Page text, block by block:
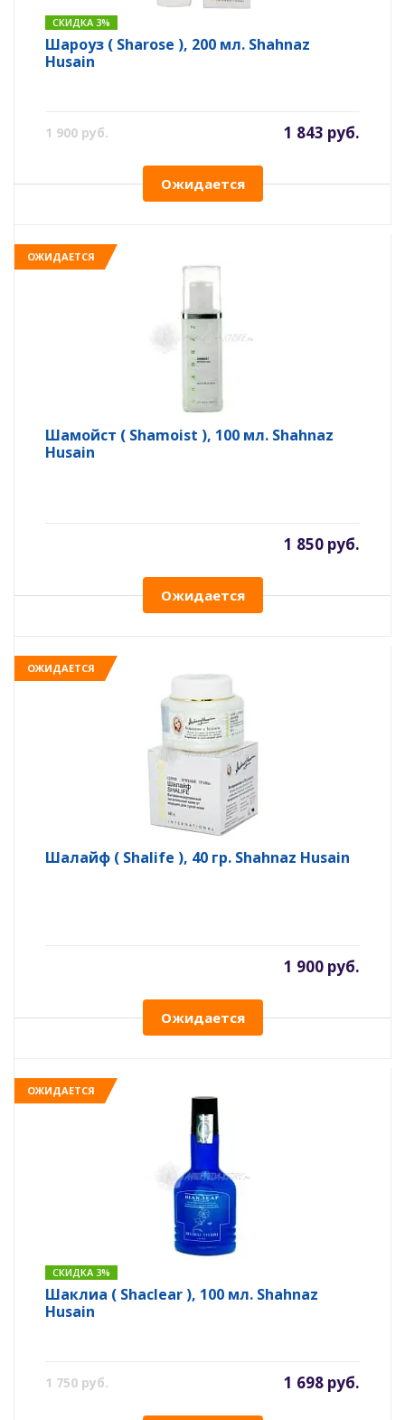
СКИДКА 3%
Шароуз ( Sharose ), 200 мл. Shahnaz
Husain
1 900 руб. 1 843 руб.
Ожидается
ОЖИДАЕТСЯ
Шамойст ( Shamoist ), 100 мл. Shahnaz
Husain
1 850 руб.
Ожидается
ОЖИДАЕТСЯ
Шалайф ( Shalife ), 40 гр. Shahnaz Husain
1 900 руб.
Ожидается
ОЖИДАЕТСЯ
СКИДКА 3%
Шаклиа ( Shaclear ), 100 мл. Shahnaz
Husain
1 750 руб. 1 698 руб.